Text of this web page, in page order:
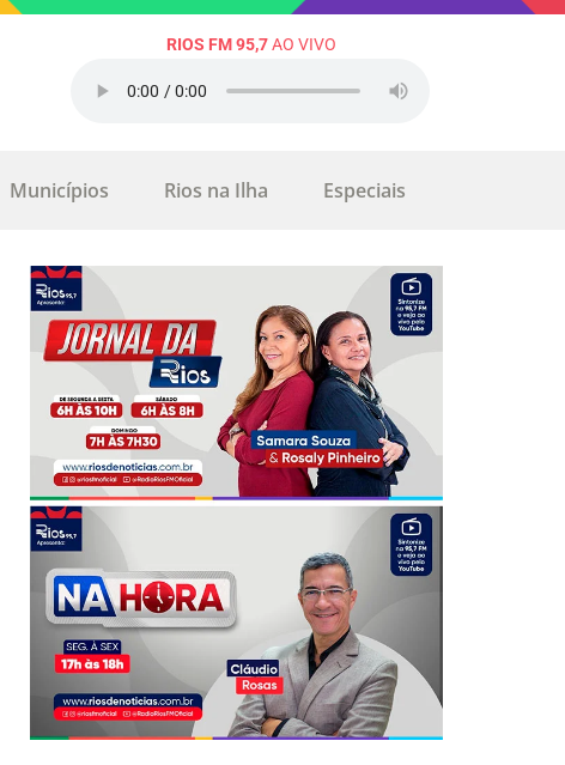
RIOS FM 95,7AO VIVO
Municípios Rios na Ilha Especiais